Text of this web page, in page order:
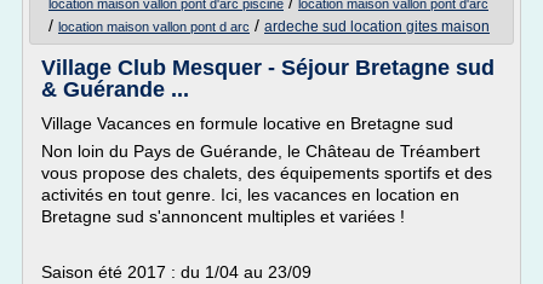
location maison vallon pont d'arc piscine location maison vallon pont d'arc
/ location maison vallon pont d arc / ardeche sud location gites maison
Village Club Mesquer - Séjour Bretagne sud
& Guérande ...
Village Vacances en formule locative en Bretagne sud
Non loin du Pays de Guérande, le Château de Tréambert
vous propose des chalets, des équipements sportifs et des
activités en tout genre. Ici, les vacances en location en
Bretagne sud s'annoncent multiples et variées !
Saison été 2017 : du 1/04 au 23/09